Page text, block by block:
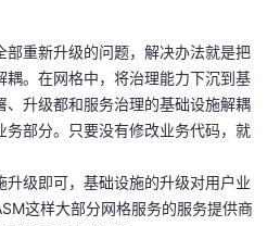
部重新升级的问题，解决办法就是把
耦。在网格中，将治理能力下沉到基
、升级都和服务治理的基础设施解耦
务部分。只要没有修改业务代码，就
升级即可，基础设施的升级对用户业
这样大部分网格服务的服务提供商